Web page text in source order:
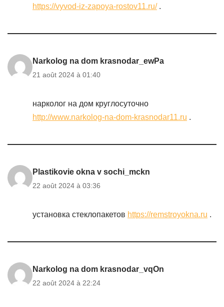
https://vyvod-iz-zapoya-rostov11.ru/.
Narkolog na dom krasnodar_ewPa
21 août 2024 à 01:40
нарколог на дом круглосуточно
http://www.narkolog-na-dom-krasnodar11.ru .
Plastikovie okna v sochi_mckn
22 août 2024 à 03:36
установка стеклопакетов https://remstroyokna.ru .
Narkolog na dom krasnodar_vqOn
22 août 2024 à 22:24